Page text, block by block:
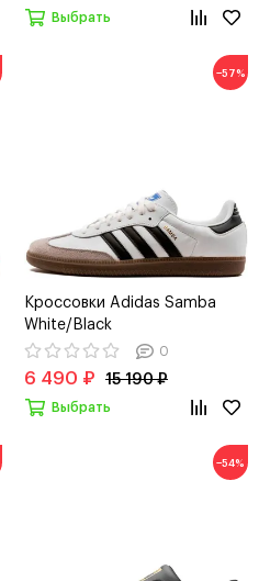
Выбрать
−57%
Кроссовки Adidas Samba
White/Black
0
6 490 ₽ 15 190 ₽
Выбрать
−54%